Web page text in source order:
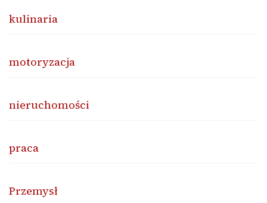
kulinaria
motoryzacja
nieruchomości
praca
Przemysł